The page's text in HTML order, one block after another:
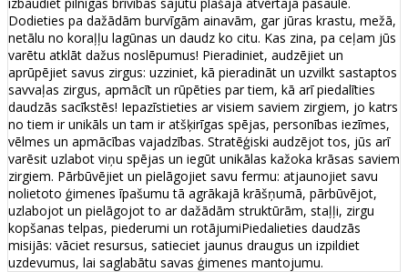
Dodieties pa dažādām burvīgām ainavām, gar jūras krastu, mežā,
netālu no koraļļu lagūnas un daudz ko citu. Kas zina, pa ceļam jūs
varētu atklāt dažus noslēpumus! Pieradiniet, audzējiet un
aprūpējiet savus zirgus: uzziniet, kā pieradināt un uzvilkt sastaptos
savvaļas zirgus, apmācīt un rūpēties par tiem, kā arī piedalīties
daudzās sacīkstēs! Iepazīstieties ar visiem saviem zirgiem, jo katrs
no tiem ir unikāls un tam ir atšķirīgas spējas, personības iezīmes,
vēlmes un apmācības vajadzības. Stratēģiski audzējot tos, jūs arī
varēsit uzlabot viņu spējas un iegūt unikālas kažoka krāsas saviem
zirgiem. Pārbūvējiet un pielāgojiet savu fermu: atjaunojiet savu
nolietoto ģimenes īpašumu tā agrākajā krāšņumā, pārbūvējot,
uzlabojot un pielāgojot to ar dažādām struktūrām, staļļi, zirgu
kopšanas telpas, piederumi un rotājumiPiedalieties daudzās
misijās: vāciet resursus, satieciet jaunus draugus un izpildiet
uzdevumus, lai saglabātu savas ģimenes mantojumu.